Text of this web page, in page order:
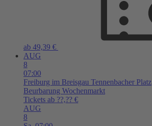
ab 49,39 €
AUG
8
07:00
Freiburg im Breisgau Tennenbacher Platz
Beurbarung Wochenmarkt
Tickets ab ??,?? €
AUG
8